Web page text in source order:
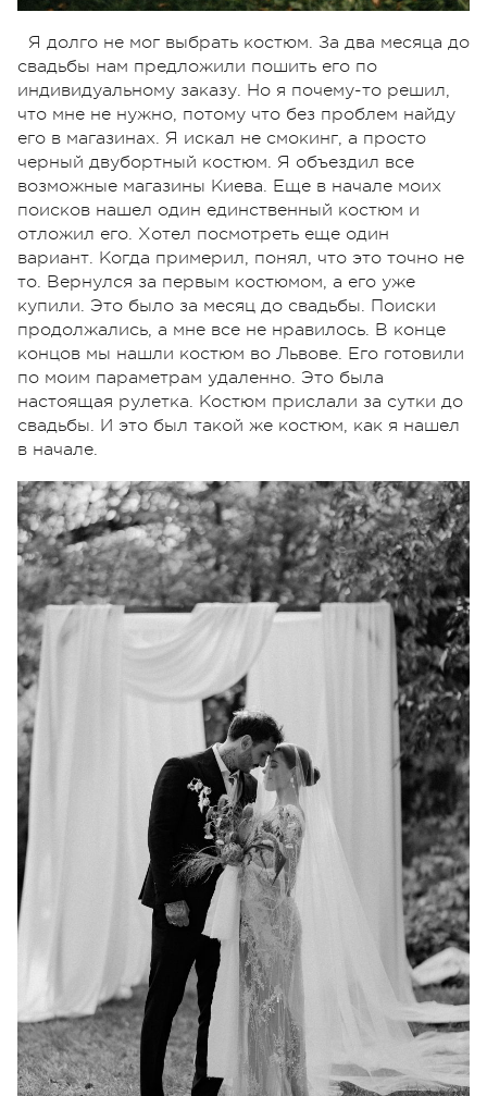
Я долго не мог выбрать костюм. За два месяца до
свадьбы нам предложили пошить его по
индивидуальному заказу. Но я почему-то решил,
что мне не нужно, потому что без проблем найду
его в магазинах. Я искал не смокинг, а просто
черный двубортный костюм. Я объездил все
возможные магазины Киева. Еще в начале моих
поисков нашел один единственный костюм и
отложил его. Хотел посмотреть еще один
вариант. Когда примерил, понял, что это точно не
то. Вернулся за первым костюмом, а его уже
купили. Это было за месяц до свадьбы. Поиски
продолжались, а мне все не нравилось. В конце
концов мы нашли костюм во Львове. Его готовили
по моим параметрам удаленно. Это была
настоящая рулетка. Костюм прислали за сутки до
свадьбы. И это был такой же костюм, как я нашел
в начале.